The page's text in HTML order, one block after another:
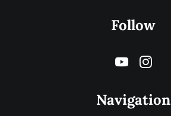
Follow
Navigation